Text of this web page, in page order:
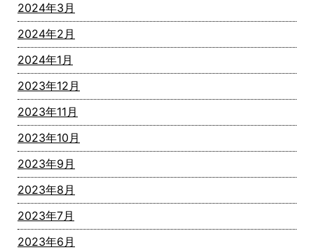
2024年3月
2024年2月
2024年1月
2023年12月
2023年11月
2023年10月
2023年9月
2023年8月
2023年7月
2023年6月